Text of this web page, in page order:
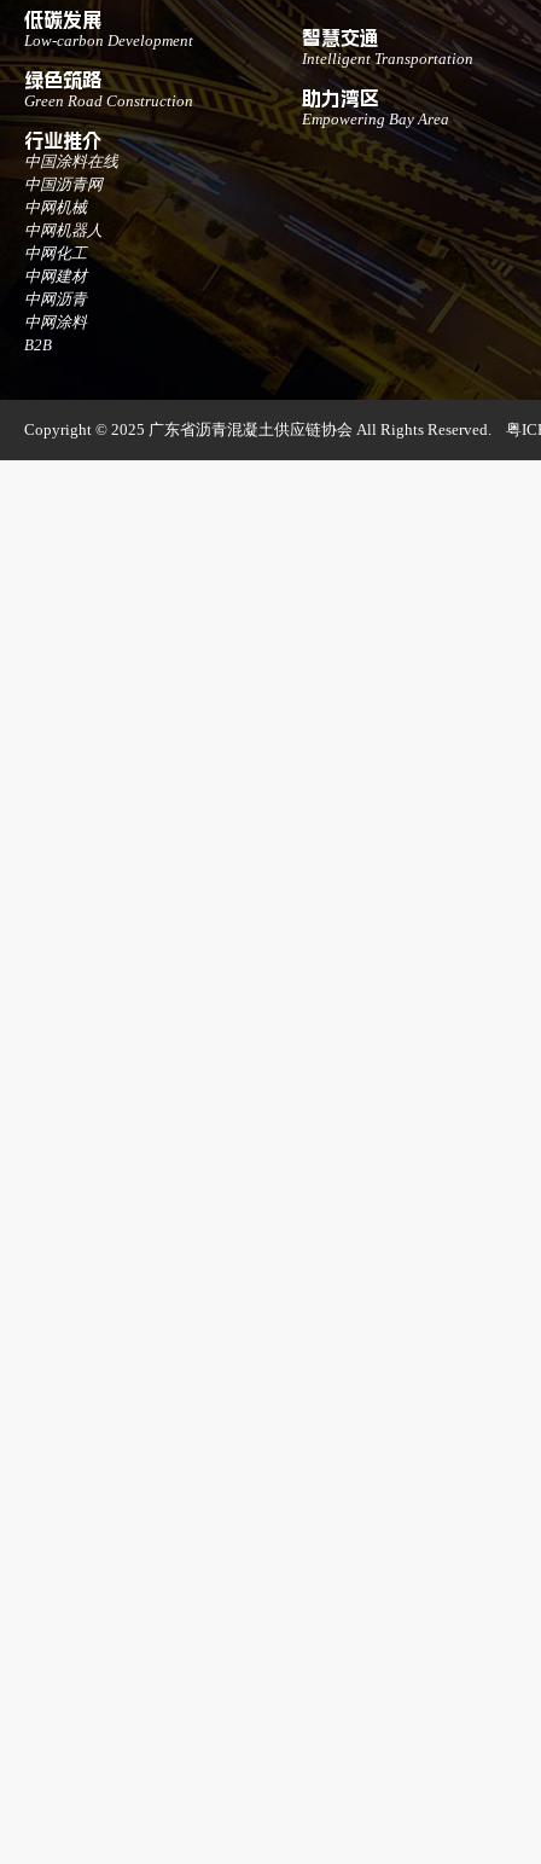
低碳发展
Low-carbon Development
绿色筑路
Green Road Construction
行业推介
中国涂料在线
中国沥青网
中网机械
中网机器人
中网化工
中网建材
中网沥青
中网涂料
B2B
智慧交通
Intelligent Transportation
助力湾区
Empowering Bay Area
Copyright © 2025 广东省沥青混凝土供应链协会 All Rights Reserved. 粤